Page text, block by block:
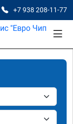
+7 938 208-11-77